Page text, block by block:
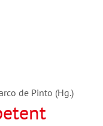
de Pinto (Hg.)